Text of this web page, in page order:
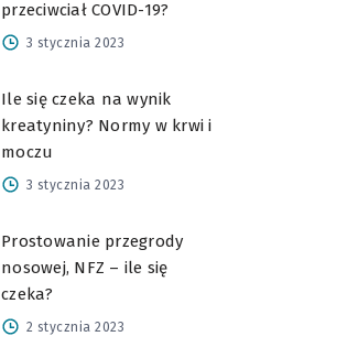
przeciwciał COVID-19?
3 stycznia 2023
Ile się czeka na wynik
kreatyniny? Normy w krwi i
moczu
3 stycznia 2023
Prostowanie przegrody
nosowej, NFZ – ile się
czeka?
2 stycznia 2023